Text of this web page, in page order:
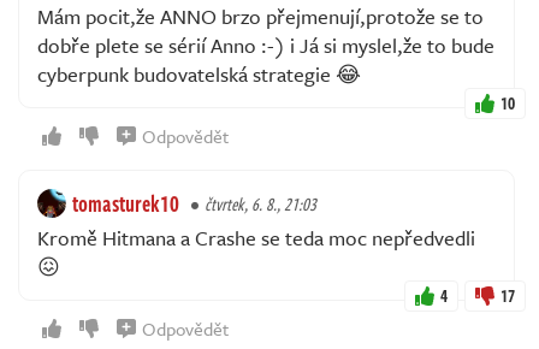
Mám pocit,že ANNO brzo přejmenují,protože se to
dobře plete se sérií Anno :-) i Já si myslel,že to bude
cyberpunk budovatelská strategie 😂
10
Odpovědět
tomasturek10 čtvrtek, 6. 8., 21:03
Kromě Hitmana a Crashe se teda moc nepředvedli
😖
4 17
Odpovědět